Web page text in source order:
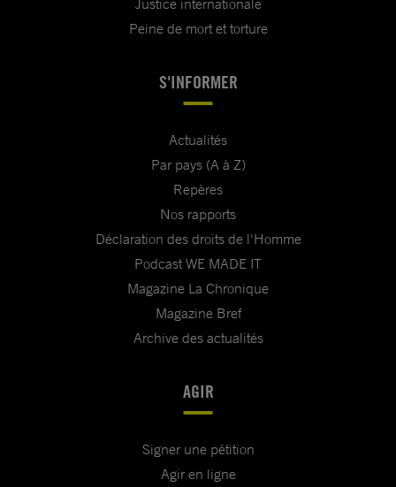
Peine de mort et torture
S'INFORMER
Actualités
Par pays (A à Z)
Repères
Nos rapports
Déclaration des droits de l'Homme
Podcast WE MADE IT
Magazine La Chronique
Magazine Bref
Archive des actualités
AGIR
Signer une pétition
Agir en ligne